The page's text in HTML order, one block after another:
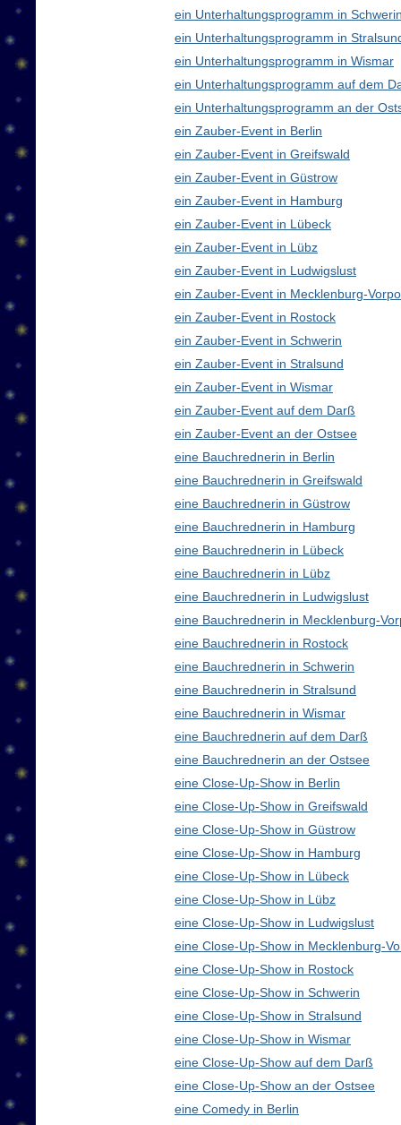
ein Unterhaltungsprogramm in
ein Unterhaltungsprogramm in
ein Unterhaltungsprogramm in Wismar
ein Unterhaltungsprogramm auf dem
ein Unterhaltungsprogramm an der
ein Zauber-Event in Berlin
ein Zauber-Event in Greifswald
ein Zauber-Event in Güstrow
ein Zauber-Event in Hamburg
ein Zauber-Event in Lübeck
ein Zauber-Event in Lübz
ein Zauber-Event in Ludwigslust
ein Zauber-Event in Mecklenburg-
ein Zauber-Event in Rostock
ein Zauber-Event in Schwerin
ein Zauber-Event in Stralsund
ein Zauber-Event in Wismar
ein Zauber-Event auf dem Darß
ein Zauber-Event an der Ostsee
eine Bauchrednerin in Berlin
eine Bauchrednerin in Greifswald
eine Bauchrednerin in Güstrow
eine Bauchrednerin in Hamburg
eine Bauchrednerin in Lübeck
eine Bauchrednerin in Lübz
eine Bauchrednerin in Ludwigslust
eine Bauchrednerin in Mecklenburg-
eine Bauchrednerin in Rostock
eine Bauchrednerin in Schwerin
eine Bauchrednerin in Stralsund
eine Bauchrednerin in Wismar
eine Bauchrednerin auf dem Darß
eine Bauchrednerin an der Ostsee
eine Close-Up-Show in Berlin
eine Close-Up-Show in Greifswald
eine Close-Up-Show in Güstrow
eine Close-Up-Show in Hamburg
eine Close-Up-Show in Lübeck
eine Close-Up-Show in Lübz
eine Close-Up-Show in Ludwigslust
eine Close-Up-Show in Mecklenburg-
eine Close-Up-Show in Rostock
eine Close-Up-Show in Schwerin
eine Close-Up-Show in Stralsund
eine Close-Up-Show in Wismar
eine Close-Up-Show auf dem Darß
eine Close-Up-Show an der Ostsee
eine Comedy in Berlin